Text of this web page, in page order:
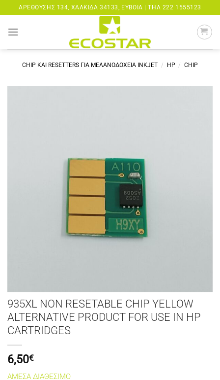
Μετάβαση
στο
περιεχόμενο
ΑΡΕΘΟΎΣΗΣ 134, ΧΑΛΚΊΔΑ 34133, ΕΎΒΟΙΑ |ΤΗΛ 222 1555123
CHIP ΚΑΙ RESETTERS ΓΙΑ ΜΕΛΑΝΟΔΟΧΕΙΑ INKJET / HP / CHIP
935XL NON RESETABLE CHIP YELLOW
ALTERNATIVE PRODUCT FOR USE IN HP
CARTRIDGES
6,50€
ΑΜΕΣΑ ΔΙΑΘΕΣΙΜΟ